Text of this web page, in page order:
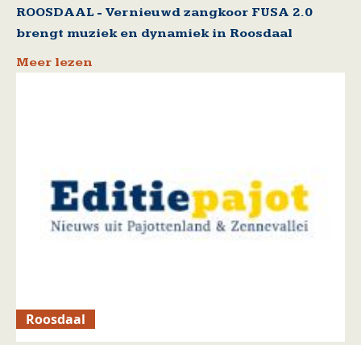
ROOSDAAL - Vernieuwd zangkoor FUSA 2.0
brengt muziek en dynamiek in Roosdaal
Meer lezen
Roosdaal